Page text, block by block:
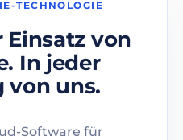
TECHNOLOGIE
von
In jeder
von uns.
Software für